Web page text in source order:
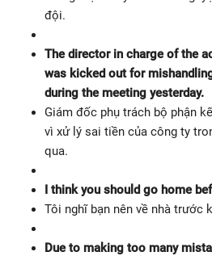
đội.
The director in charge of the
was kicked out for
during the meeting yesterday.
Giám đốc phụ trách bộ phận
vì xử lý sai tiền của công ty
qua.
I think you should go home
Tôi nghĩ bạn nên về nhà trước
Due to making too many